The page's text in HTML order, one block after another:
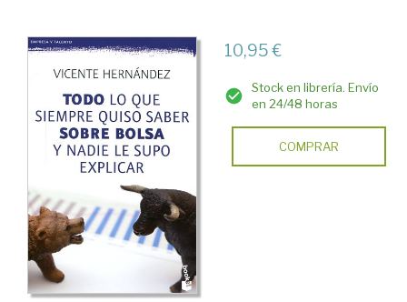
10,95 €
Stock en librería. Envío
en 24/48 horas
COMPRAR